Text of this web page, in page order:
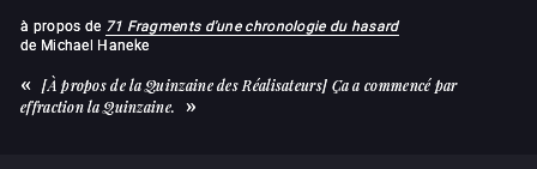
à propos de 71 Fragments d'une chronologie du hasard
de Michael Haneke
[À propos de la Quinzaine des Réalisateurs] Ça a commencé par
effraction la Quinzaine.